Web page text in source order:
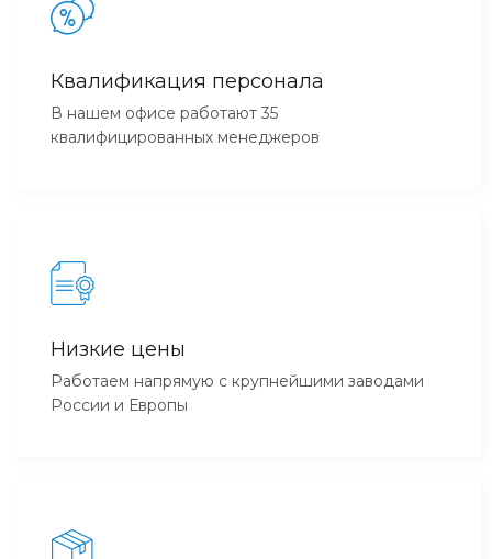
Квалификация персонала
В нашем офисе работают 35
квалифицированных менеджеров
Низкие цены
Работаем напрямую с крупнейшими заводами
России и Европы